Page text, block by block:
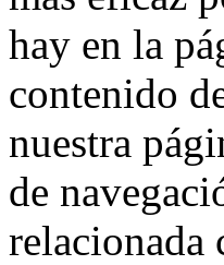
hay en la
contenido
nuestra
de
relacionada